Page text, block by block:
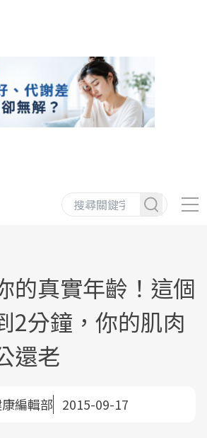
的真實年齡！這個
2分鐘，你的肌肉
還老
編輯部 2015-09-17